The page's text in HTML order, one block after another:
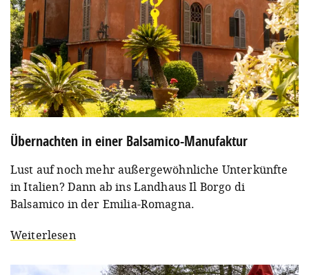
Übernachten in einer Balsamico-Manufaktur
Lust auf noch mehr außergewöhnliche Unterkünfte
in Italien? Dann ab ins Landhaus Il Borgo di
Balsamico in der Emilia-Romagna.
Weiterlesen